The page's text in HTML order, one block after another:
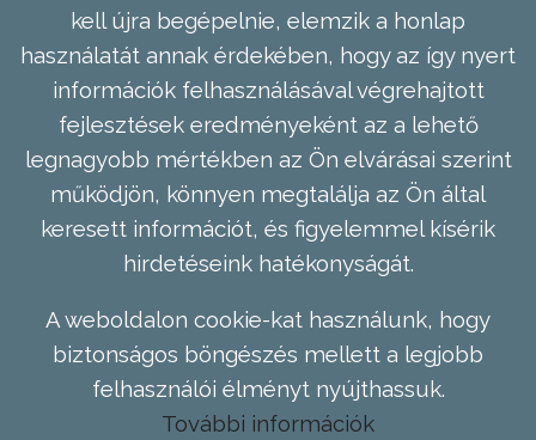
kell újra begépelnie, elemzik a honlap
használatát annak érdekében, hogy az így nyert
információk felhasználásával végrehajtott
fejlesztések eredményeként az a lehető
legnagyobb mértékben az Ön elvárásai szerint
működjön, könnyen megtalálja az Ön által
keresett információt, és figyelemmel kísérik
hirdetéseink hatékonyságát.
A weboldalon cookie-kat használunk, hogy
biztonságos böngészés mellett a legjobb
felhasználói élményt nyújthassuk.
További információk